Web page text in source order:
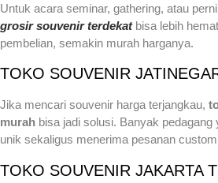
Untuk acara seminar, gathering, atau
grosir souvenir terdekatbisa lebih
pembelian, semakin murah harganya.
TOKO SOUVENIR
Jika mencari souvenir harga terjangkau,
murah bisa jadi solusi. Banyak pedagang
unik sekaligus menerima pesanan
TOKO SOUVENIR JAKARTA